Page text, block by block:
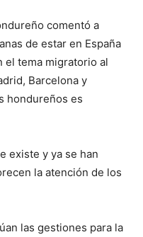
comentó a
de estar en España
el tema migratorio al
Barcelona y
hondureños es
existe y ya se han
la atención de los
las gestiones para la